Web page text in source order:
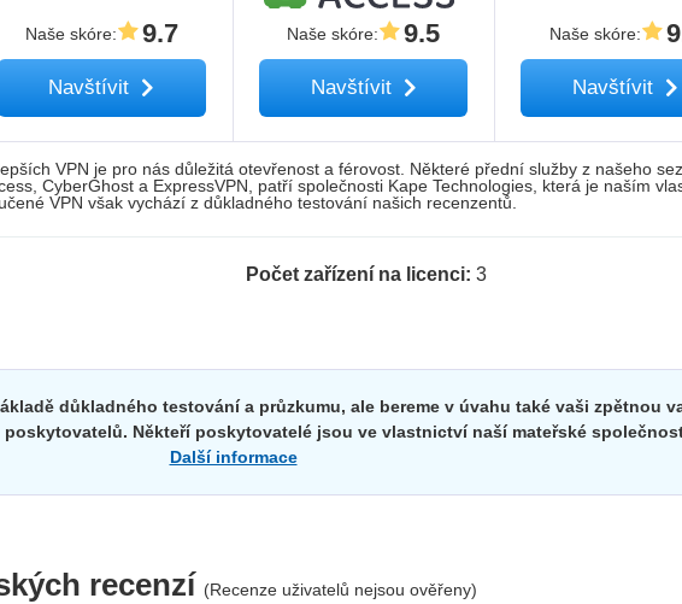
Naše skóre: 9.7
Navštívit
Naše skóre: 9.5
Navštívit
Naše skóre:
Navštívit
VPN je pro nás důležitá otevřenost a férovost. Některé přední služby z našeho
CyberGhost a ExpressVPN, patří společnosti Kape Technologies, která je naším
VPN však vychází z důkladného testování našich recenzentů.
Počet zařízení na licenci: 3
důkladného testování a průzkumu, ale bereme v úvahu také vaši zpětnou
poskytovatelů. Někteří poskytovatelé jsou ve vlastnictví naší mateřské
Další informace
recenzí (Recenze uživatelů nejsou ověřeny)